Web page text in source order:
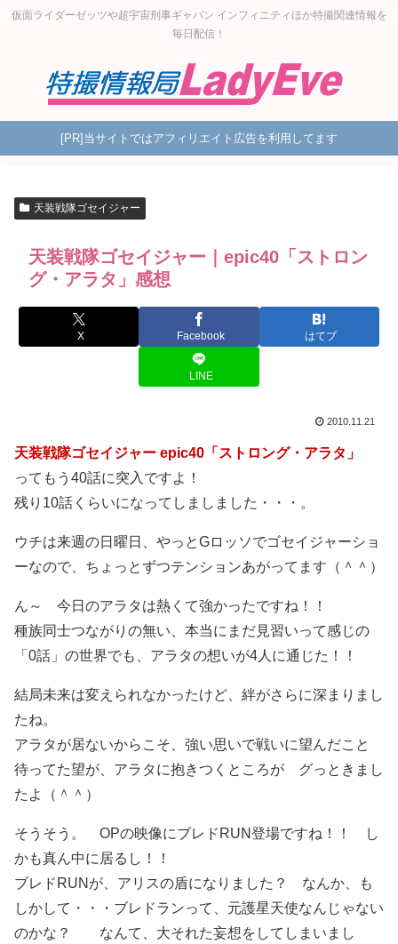
仮面ライダーゼッツや超宇宙刑事ギャバン インフィニティほか特撮関連情報を
毎日配信！
[PR]当サイトではアフィリエイト広告を利用してます
天装戦隊ゴセイジャー
天装戦隊ゴセイジャー｜epic40「ストロン
グ・アラタ」感想
X Facebook はてブ
LINE
2010.11.21
天装戦隊ゴセイジャー epic40「ストロング・アラタ」
ってもう40話に突入ですよ！
残り10話くらいになってしましました・・・。
ウチは来週の日曜日、やっとGロッソでゴセイジャーショ
ーなので、ちょっとずつテンションあがってます（＾＾）
ん～ 今日のアラタは熱くて強かったですね！！
種族同士つながりの無い、本当にまだ見習いって感じの
「0話」の世界でも、アラタの想いが4人に通じた！！
結局未来は変えられなかったけど、絆がさらに深まりまし
たね。
アラタが居ないからこそ、強い思いで戦いに望んだこと
待ってた望が、アラタに抱きつくところが グっときまし
たよ（＾＾）
そうそう。 OPの映像にブレドRUN登場ですね！！ し
かも真ん中に居るし！！
ブレドRUNが、アリスの盾になりました？ なんか、も
しかして・・・ブレドランって、元護星天使なんじゃない
のかな？ なんて、大それた妄想をしてしまいまし